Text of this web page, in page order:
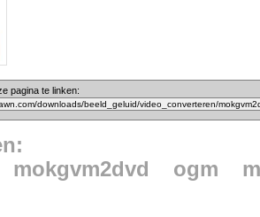
pagina te linken:
mokgvm2dvd ogm